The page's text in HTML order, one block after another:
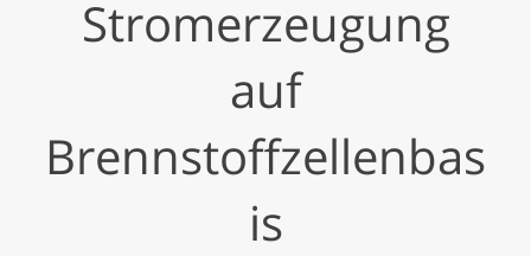
Stromerzeugung
auf
Brennstoffzellenbas
is